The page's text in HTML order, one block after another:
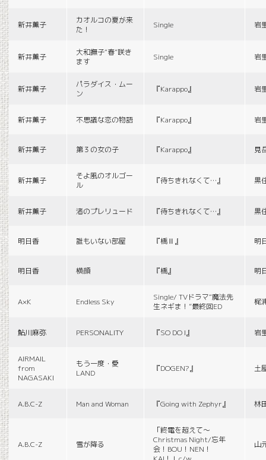
新井薫子
カオルコの夏が来
た！
Single 岩
新井薫子
大和撫子“春”咲き
ます
Single 岩
新井薫子
パラダイス・ムー
ン
『Karappo』 岩
新井薫子 不思議な恋の物語 『Karappo』 岩
新井薫子 第３の女の子 『Karappo』 見
新井薫子
そよ風のオルゴー
ル
『待ちきれなくて…』 黒
新井薫子 渚のプレリュード 『待ちきれなくて…』 黒
明日香 誰もいない部屋 『橋Ⅱ』 明
明日香 横顔 『橋』 明
A×K Endless Sky
Single/ TVドラマ“魔法先
生ネギま！”最終回ED
梶
鮎川麻弥 PERSONALITY 『SO DO I』 岩
AIRMAIL
from
NAGASAKI
もう一度・愛
LAND
『DOGEN?』 土
A.B.C-Z Man and Woman 『Going with Zephyr』 林
A.B.C-Z 雪が降る
「終電を超えて～
Christmas Night/忘年
会！BOU！NEN！
山